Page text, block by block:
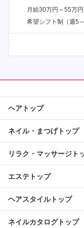
月給30万円～55万円
希望シフト制（週5
ヘアトップ
ネイル・まつげトップ
リラク・マッサージト
エステトップ
ヘアスタイルトップ
ネイルカタログトップ